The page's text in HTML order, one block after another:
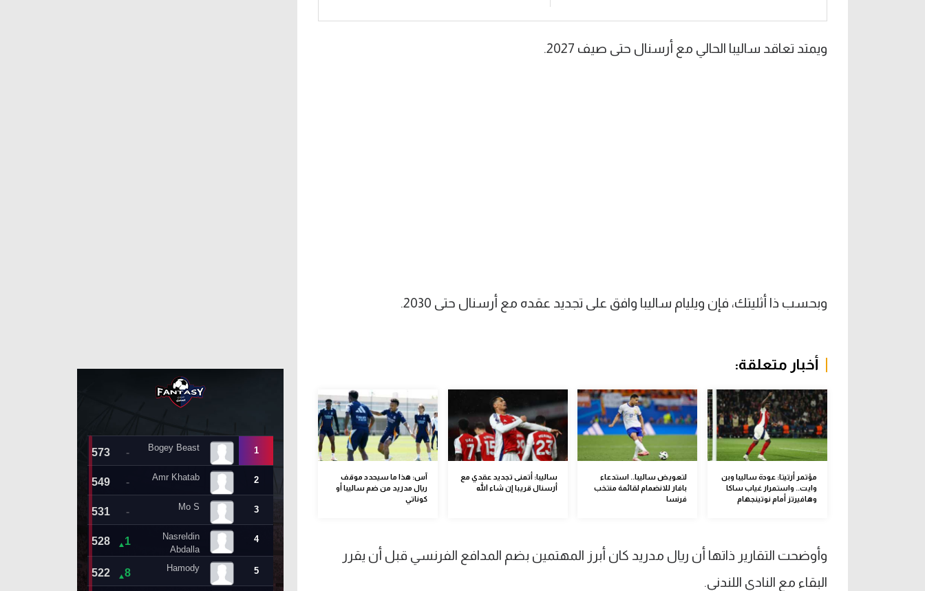
ويمتد تعاقد ساليبا الحالي مع أرسنال حتى صيف 2027.
وبحسب ذا أثليتك، فإن ويليام ساليبا وافق على تجديد عقده مع أرسنال حتى 2030.
أخبار متعلقة:
مؤتمر أرتيتا: عودة ساليبا وبن
وايت.. واستمرار غياب ساكا
وهافيرتز أمام نوتينجهام
لتعويض ساليبا.. استدعاء
بافار للانضمام لقائمة منتخب
فرنسا
ساليبا: أتمنى تجديد عقدي مع
أرسنال قريبا إن شاء الله
آس: هذا ما سيحدد موقف
ريال مدريد من ضم ساليبا أو
كوناتي
وأوضحت التقارير ذاتها أن ريال مدريد كان أبرز المهتمين بضم المدافع الفرنسي قبل أن يقرر
البقاء مع النادي اللندني.